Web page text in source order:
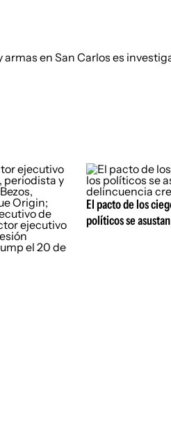
El pacto de los
políticos se